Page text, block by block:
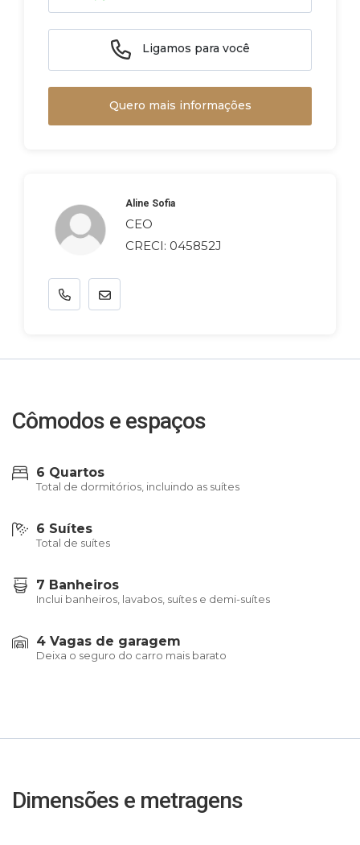
Ligamos para você
Quero mais informações
Aline Sofia
CEO
CRECI: 045852J
Cômodos e espaços
6 Quartos
Total de dormitórios, incluindo as suítes
6 Suítes
Total de suítes
7 Banheiros
Inclui banheiros, lavabos, suítes e demi-suítes
4 Vagas de garagem
Deixa o seguro do carro mais barato
Dimensões e metragens